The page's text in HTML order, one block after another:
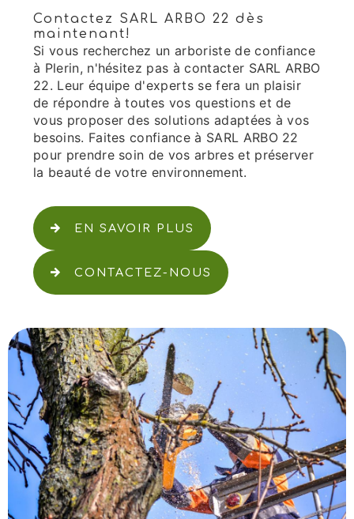
Contactez SARL ARBO 22 dès
maintenant!
Si vous recherchez un arboriste de confiance
à Plerin, n'hésitez pas à contacter SARL ARBO
22. Leur équipe d'experts se fera un plaisir
de répondre à toutes vos questions et de
vous proposer des solutions adaptées à vos
besoins. Faites confiance à SARL ARBO 22
pour prendre soin de vos arbres et préserver
la beauté de votre environnement.
EN SAVOIR PLUS
CONTACTEZ-NOUS